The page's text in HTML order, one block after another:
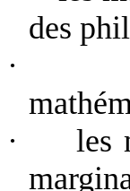
des
·
·
les